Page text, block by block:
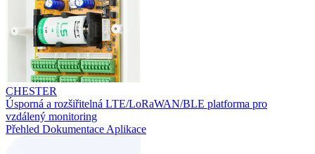
CHESTER
Úsporná a rozšiřitelná LTE/LoRaWAN/BLE platforma pro
vzdálený monitoring
Přehled Dokumentace Aplikace